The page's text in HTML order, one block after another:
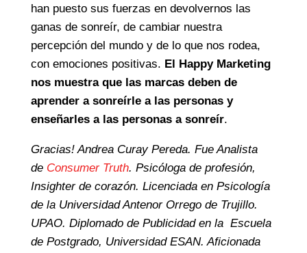
han puesto sus fuerzas en devolvernos las
ganas de sonreír, de cambiar nuestra
percepción del mundo y de lo que nos rodea,
con emociones positivas. El Happy Marketing
nos muestra que las marcas deben de
aprender a sonreírle a las personas y
enseñarles a las personas a sonreír.
Gracias! Andrea Curay Pereda. Fue Analista
de Consumer Truth. Psicóloga de profesión,
Insighter de corazón. Licenciada en Psicología
de la Universidad Antenor Orrego de Trujillo.
UPAO. Diplomado de Publicidad en la Escuela
de Postgrado, Universidad ESAN. Aficionada